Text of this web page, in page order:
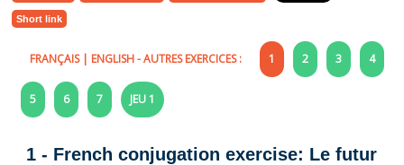
Short link
FRANÇAIS| ENGLISH- AUTRES EXERCICES : 1 2 3 4
5 6 7 JEU 1
1 - French conjugation exercise: Le futur